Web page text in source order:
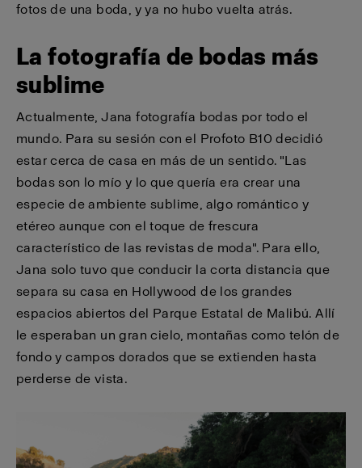
fotos de una boda, y ya no hubo vuelta atrás.
La fotografía de bodas más
sublime
Actualmente, Jana fotografía bodas por todo el
mundo. Para su sesión con el Profoto B10 decidió
estar cerca de casa en más de un sentido. "Las
bodas son lo mío y lo que quería era crear una
especie de ambiente sublime, algo romántico y
etéreo aunque con el toque de frescura
característico de las revistas de moda". Para ello,
Jana solo tuvo que conducir la corta distancia que
separa su casa en Hollywood de los grandes
espacios abiertos del Parque Estatal de Malibú. Allí
le esperaban un gran cielo, montañas como telón de
fondo y campos dorados que se extienden hasta
perderse de vista.